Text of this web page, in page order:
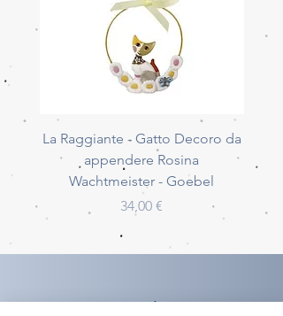
La Raggiante - Gatto Decoro da
appendere Rosina
Wachtmeister - Goebel
Prezzo
34,00 €
CONTATTI